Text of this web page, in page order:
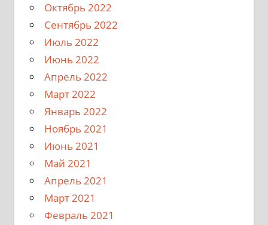
Октябрь 2022
Сентябрь 2022
Июль 2022
Июнь 2022
Апрель 2022
Март 2022
Январь 2022
Ноябрь 2021
Июнь 2021
Май 2021
Апрель 2021
Март 2021
Февраль 2021